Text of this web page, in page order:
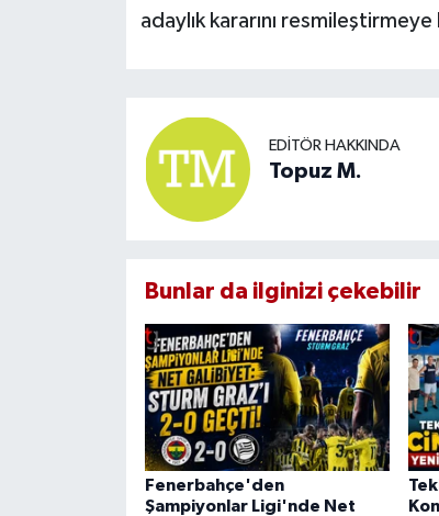
adaylık kararını resmileştirmeye
EDITÖR HAKKINDA
Topuz M.
Bunlar da ilginizi çekebilir
Fenerbahçe'den
Şampiyonlar Ligi'nde Net